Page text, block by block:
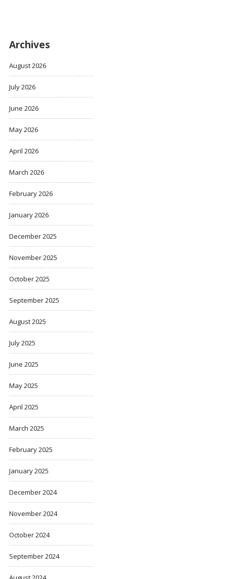
Archives
August 2026
July 2026
June 2026
May 2026
April 2026
March 2026
February 2026
January 2026
December 2025
November 2025
October 2025
September 2025
August 2025
July 2025
June 2025
May 2025
April 2025
March 2025
February 2025
January 2025
December 2024
November 2024
October 2024
September 2024